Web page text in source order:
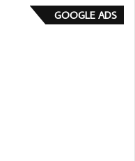
GOOGLE ADS